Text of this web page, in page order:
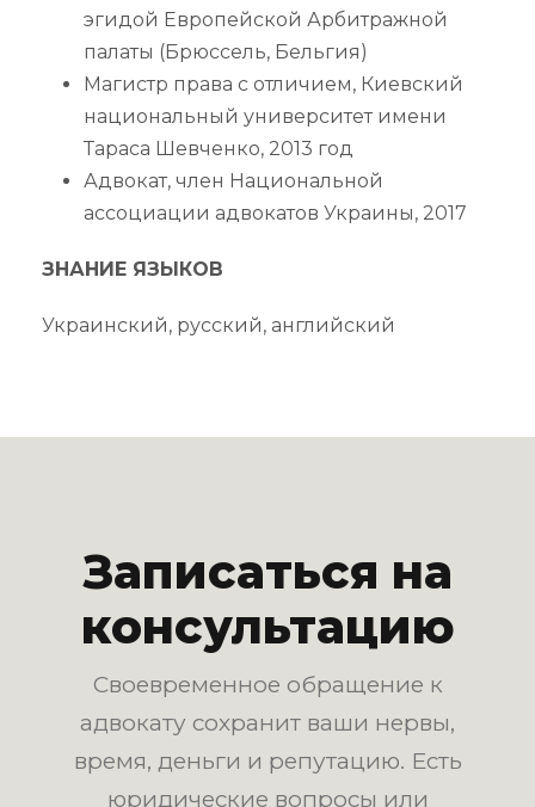
эгидой Европейской Арбитражной
палаты (Брюссель, Бельгия)
Магистр права с отличием, Киевский
национальный университет имени
Тараса Шевченко, 2013 год
Адвокат, член Национальной
ассоциации адвокатов Украины, 2017
ЗНАНИЕ ЯЗЫКОВ
Украинский, русский, английский
Записаться на
консультацию
Своевременное обращение к
адвокату сохранит ваши нервы,
время, деньги и репутацию. Есть
юридические вопросы или